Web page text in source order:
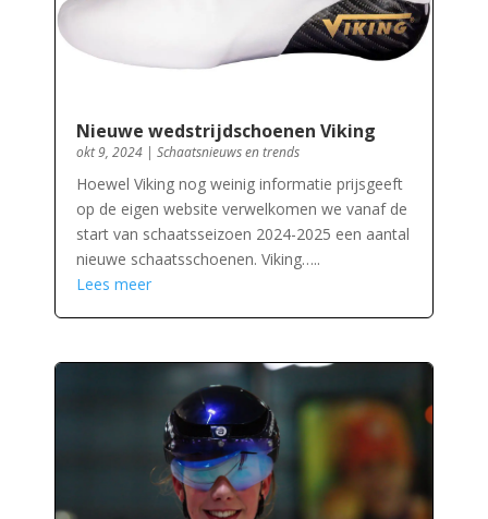
Nieuwe wedstrijdschoenen Viking
okt 9, 2024| Schaatsnieuws en trends
Hoewel Viking nog weinig informatie prijsgeeft
op de eigen website verwelkomen we vanaf de
start van schaatsseizoen 2024-2025 een aantal
nieuwe schaatsschoenen. Viking…..
Lees meer